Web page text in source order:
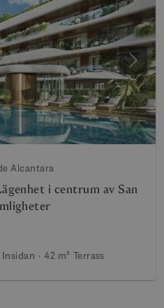
Nästa
Alcantara
i centrum av San
Insidan 42 m² Terrass